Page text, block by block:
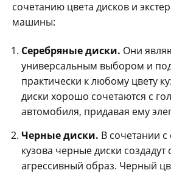
сочетанию цвета дисков и
машины:
Серебряные диски. Они
универсальным выбором и
практически к любому цвету
диски хорошо сочетаются с
автомобиля, придавая ему
Черные диски. В сочетании
кузова черные диски
агрессивный образ. Черный